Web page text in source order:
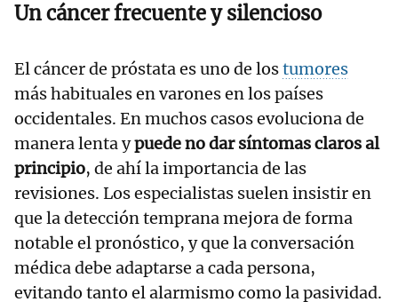
Un cáncer frecuente y silencioso
El cáncer de próstata es uno de lostumores
más habituales en varones en los países
occidentales. En muchos casos evoluciona de
manera lenta ypuede no dar síntomas claros al
principio, de ahí la importancia de las
revisiones. Los especialistas suelen insistir en
que la detección temprana mejora de forma
notable el pronóstico, y que la conversación
médica debe adaptarse a cada persona,
evitando tanto el alarmismo como la pasividad.